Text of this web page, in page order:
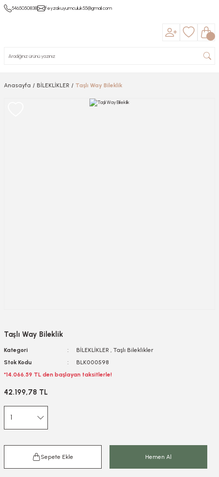
5465050838 feyzakuyumculuk55@gmail.com
Anasayfa BİLEKLİKLER Taşlı Way Bileklik
Taşlı Way Bileklik
Kategori BİLEKLİKLER , Taşlı Bileklikler
Stok Kodu
BLK000598
*14.066,59 TL den başlayan taksitlerle!
42.199,78 TL
Sepete Ekle Hemen Al